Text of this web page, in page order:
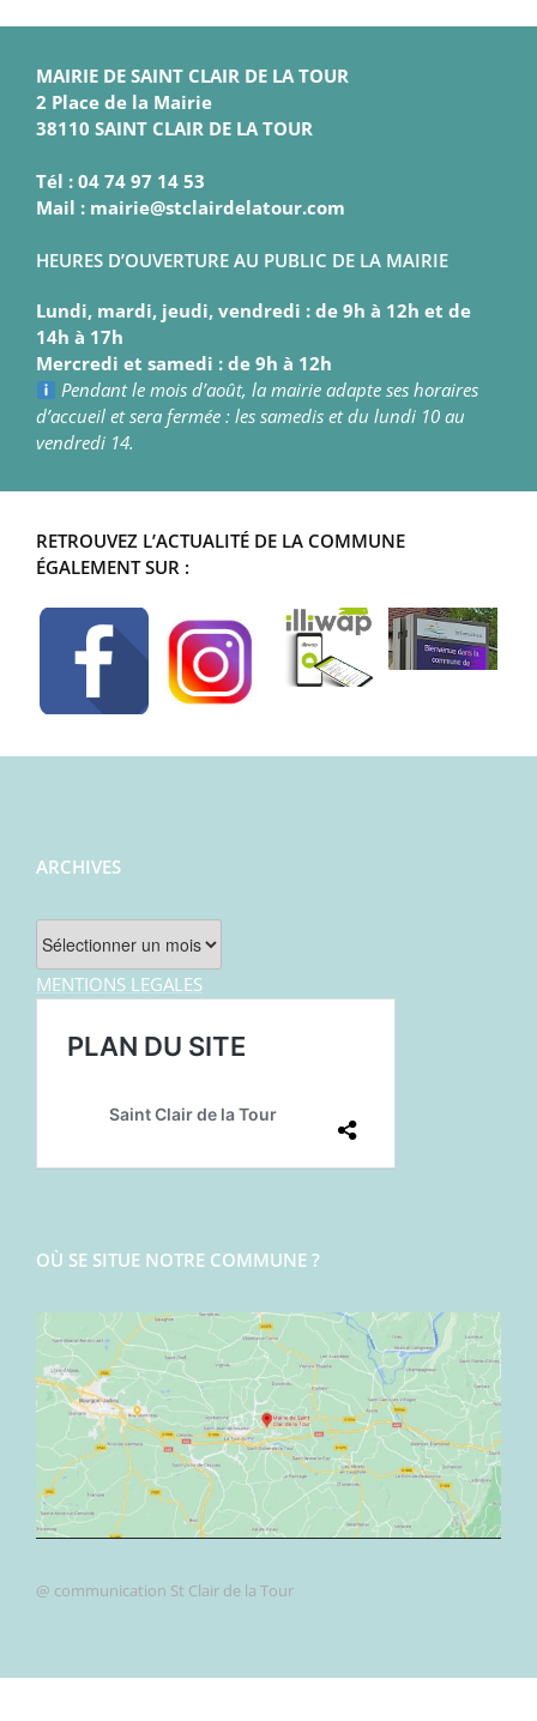
MAIRIE DE SAINT CLAIR DE LA TOUR
2 Place de la Mairie
38110 SAINT CLAIR DE LA TOUR
Tél : 04 74 97 14 53
Mail : mairie@stclairdelatour.com
HEURES D’OUVERTURE AU PUBLIC DE LA MAIRIE
Lundi, mardi, jeudi, vendredi : de 9h à 12h et de
14h à 17h
Mercredi et samedi : de 9h à 12h
Pendant le mois d’août, la mairie adapte ses horaires
d’accueil et sera fermée : les samedis et du lundi 10 au
vendredi 14.
RETROUVEZ L’ACTUALITÉ DE LA COMMUNE
ÉGALEMENT SUR :
ARCHIVES
Archives
MENTIONS LEGALES
OÙ SE SITUE NOTRE COMMUNE ?
@ communication St Clair de la Tour